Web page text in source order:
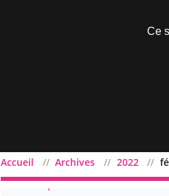
Accueil Archives 2022
Filtrer par domaine
Ce